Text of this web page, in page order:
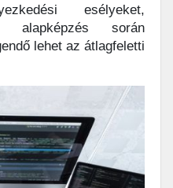
esélyeket,
alapképzés során
lehet az átlagfeletti